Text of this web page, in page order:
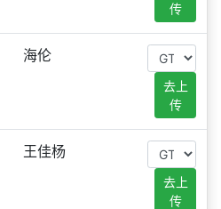
传
海伦
去上
传
王佳杨
去上
传